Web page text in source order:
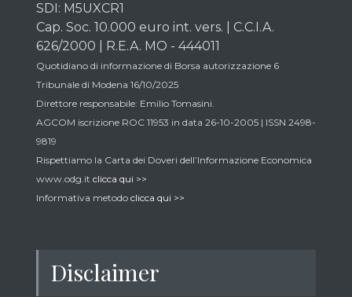
SDI: M5UXCR1
Cap. Soc. 10.000 euro int. vers. | C.C.I.A.
626/2000 | R.E.A. MO - 444011
Quotidiano di informazione di Borsa autorizzazione 6
Tribunale di Modena 16/10/2025
Direttore responsabile: Emilio Tomasini.
AGCOM iscrizione ROC 11953 in data 26-10-2005 | ISSN 2498-
9819
Rispettiamo la Carta dei Doveri dell’Informazione Economica
www.odg.it clicca qui >>
Informativa metodo clicca qui >>
Disclaimer